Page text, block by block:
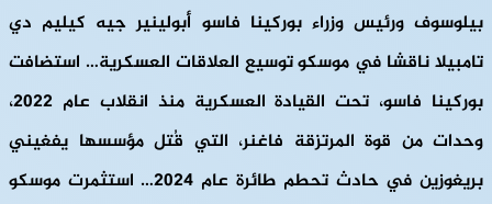
بيلوسوف ورئيس وزراء بوركينا فاسو أبولينير جيه كيليم دي
تامبيلا ناقشا في موسكو توسيع العلاقات العسكرية… استضافت
بوركينا فاسو، تحت القيادة العسكرية منذ انقلاب عام 2022،
وحدات من قوة المرتزقة فاغنر، التي قُتل مؤسسها يفغيني
بريغوزين في حادث تحطم طائرة عام 2024… استثمرت موسكو